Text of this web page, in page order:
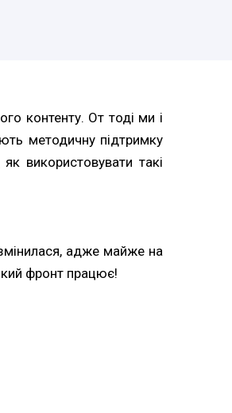
контенту. От тоді ми і
методичну підтримку
використовувати такі
адже майже на
фронт працює!